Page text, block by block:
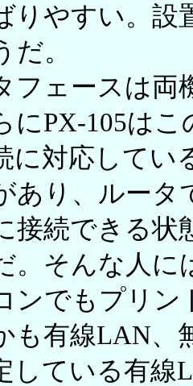
りやすい。設
だ。
ェースは両
にPX-105は
に対応してい
あり、ルータ
接続できる状
。そんな人に
ンでもプリン
も有線LAN、
している有線